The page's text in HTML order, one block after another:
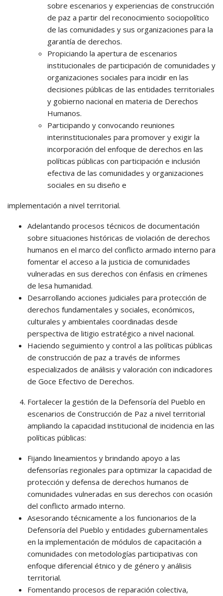
sobre escenarios y experiencias de construcción
de paz a partir del reconocimiento sociopolítico
de las comunidades y sus organizaciones para la
garantía de derechos.
Propiciando la apertura de escenarios
institucionales de participación de comunidades y
organizaciones sociales para incidir en las
decisiones públicas de las entidades territoriales
y gobierno nacional en materia de Derechos
Humanos.
Participando y convocando reuniones
interinstitucionales para promover y exigir la
incorporación del enfoque de derechos en las
políticas públicas con participación e inclusión
efectiva de las comunidades y organizaciones
sociales en su diseño e
implementación a nivel territorial.
Adelantando procesos técnicos de documentación
sobre situaciones históricas de violación de derechos
humanos en el marco del conflicto armado interno para
fomentar el acceso a la justicia de comunidades
vulneradas en sus derechos con énfasis en crímenes
de lesa humanidad.
Desarrollando acciones judiciales para protección de
derechos fundamentales y sociales, económicos,
culturales y ambientales coordinadas desde
perspectiva de litigio estratégico a nivel nacional.
Haciendo seguimiento y control a las políticas públicas
de construcción de paz a través de informes
especializados de análisis y valoración con indicadores
de Goce Efectivo de Derechos.
Fortalecer la gestión de la Defensoría del Pueblo en
escenarios de Construcción de Paz a nivel territorial
ampliando la capacidad institucional de incidencia en las
políticas públicas:
Fijando lineamientos y brindando apoyo a las
defensorías regionales para optimizar la capacidad de
protección y defensa de derechos humanos de
comunidades vulneradas en sus derechos con ocasión
del conflicto armado interno.
Asesorando técnicamente a los funcionarios de la
Defensoría del Pueblo y entidades gubernamentales
en la implementación de módulos de capacitación a
comunidades con metodologías participativas con
enfoque diferencial étnico y de género y análisis
territorial.
Fomentando procesos de reparación colectiva,